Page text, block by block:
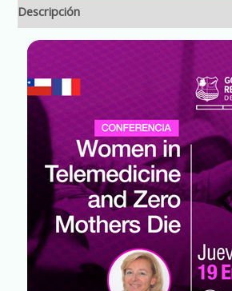
Descripción